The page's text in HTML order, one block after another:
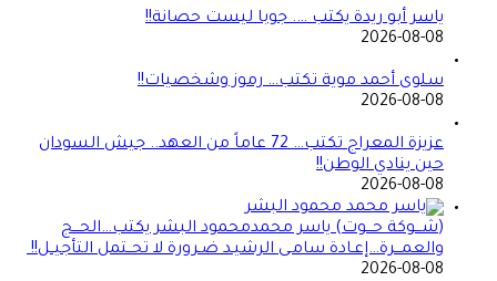
ياسر أبو ريدة يكتب …. جوبا ليست حصانة!!
2026-08-08
سلوى أحمد موية تكتب… رموز وشخصيات!!
2026-08-08
عزيزة المعراج تكتب… 72 عاماً من العهد.. جيش السودان
حين ينادي الوطن!!
2026-08-08
(شـــوكة حـــوت) ياسر محمدمحمود البشر يكتب…الحـــج
والعمـــرة…إعـادة سامـى الرشيـد ضـرورة لا تحــتمل التأجيــل!!
2026-08-08